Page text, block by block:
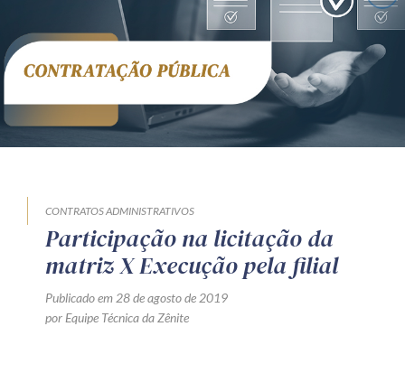
Receba por RSS
Av. Sete de Setembro, 4698
Batel
Curitiba/PR CEP 80240-000
CONTRATOS ADMINISTRATIVOS
Participação na licitação da
matriz X Execução pela filial
Publicado em 28 de agosto de 2019
por Equipe Técnica da Zênite